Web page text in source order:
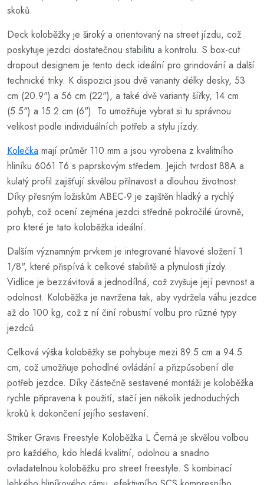
skoků.
Deck koloběžky je široký a orientovaný na street jízdu, což
poskytuje jezdci dostatečnou stabilitu a kontrolu. S box-cut
dropout designem je tento deck ideální pro grindování a další
technické triky. K dispozici jsou dvě varianty délky desky, 53
cm (20.9") a 56 cm (22"), a také dvě varianty šířky, 14 cm
(5.5") a 15.2 cm (6"). To umožňuje vybrat si tu správnou
velikost podle individuálních potřeb a stylu jízdy.
Kolečka mají průměr 110 mm a jsou vyrobena z kvalitního
hliníku 6061 T6 s paprskovým středem. Jejich tvrdost 88A a
kulatý profil zajišťují skvělou přilnavost a dlouhou životnost.
Díky přesným ložiskům ABEC-9 je zajištěn hladký a rychlý
pohyb, což ocení zejména jezdci středně pokročilé úrovně,
pro které je tato koloběžka ideální.
Dalším významným prvkem je integrované hlavové složení 1
1/8", které přispívá k celkové stabilitě a plynulosti jízdy.
Vidlice je bezzávitová a jednodílná, což zvyšuje její pevnost a
odolnost. Koloběžka je navržena tak, aby vydržela váhu jezdce
až do 100 kg, což z ní činí robustní volbu pro různé typy
jezdců.
Celková výška koloběžky se pohybuje mezi 89.5 cm a 94.5
cm, což umožňuje pohodlné ovládání a přizpůsobení dle
potřeb jezdce. Díky částečně sestavené montáži je koloběžka
rychle připravena k použití, stačí jen několik jednoduchých
kroků k dokončení jejího sestavení.
Striker Gravis Freestyle Koloběžka L Černá je skvělou volbou
pro každého, kdo hledá kvalitní, odolnou a snadno
ovladatelnou koloběžku pro street freestyle. S kombinací